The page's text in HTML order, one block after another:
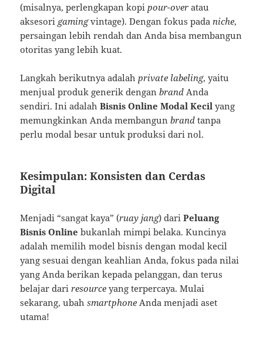
(misalnya, perlengkapan kopipour-over atau
aksesori gamingvintage). Dengan fokus padaniche,
persaingan lebih rendah dan Anda bisa membangun
otoritas yang lebih kuat.
Langkah berikutnya adalahprivate labeling, yaitu
menjual produk generik denganbrand Anda
sendiri. Ini adalahBisnis Online Modal Kecil yang
memungkinkan Anda membangunbrand tanpa
perlu modal besar untuk produksi dari nol.
Kesimpulan: Konsisten dan Cerdas
Digital
Menjadi “sangat kaya” (ruay jang) dariPeluang
Bisnis Online bukanlah mimpi belaka. Kuncinya
adalah memilih model bisnis dengan modal kecil
yang sesuai dengan keahlian Anda, fokus pada nilai
yang Anda berikan kepada pelanggan, dan terus
belajar dariresource yang terpercaya. Mulai
sekarang, ubahsmartphone Anda menjadi aset
utama!